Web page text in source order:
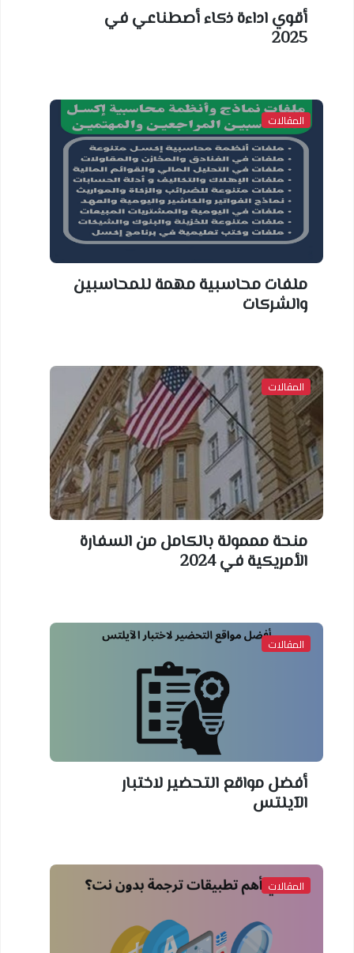
أقوي اداءة ذكاء أصطناعي في
2025
المقالات
ملفات محاسبية مهمة للمحاسبين
والشركات
المقالات
منحة مممولة بالكامل من السفارة
الأمريكية في 2024
المقالات
أفضل مواقع التحضير لاختبار
الآيلتس
المقالات